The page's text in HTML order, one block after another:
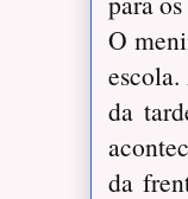
O
da
da